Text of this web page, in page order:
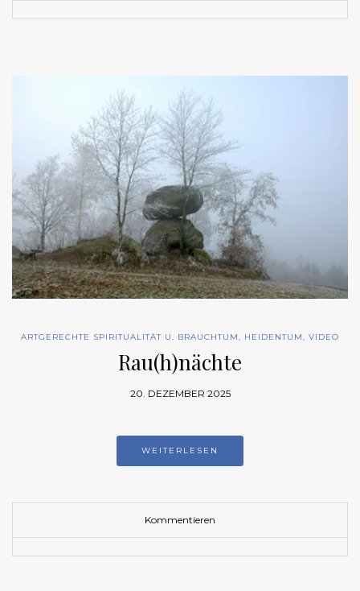
ARTGERECHTE SPIRITUALITÄT U. BRAUCHTUM, HEIDENTUM, VIDEO
Rau(h)nächte
20. DEZEMBER 2025
WEITERLESEN
Kommentieren